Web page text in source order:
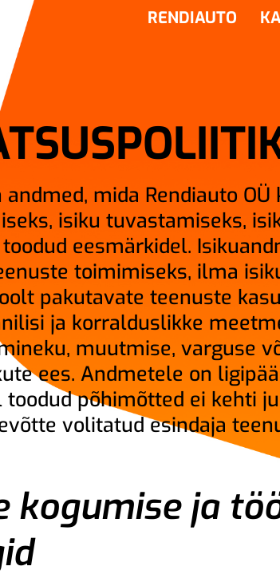
RENDIAUTO
mida Rendiauto
isiku tuvastamiseks,
eesmärkidel.
toimimiseks, ilma
pakutavate teenuste
ja korralduslikke
muutmise, varguse
ees. Andmetele on
toodud põhimõtted ei kehti
volitatud esindaja
kogumise ja